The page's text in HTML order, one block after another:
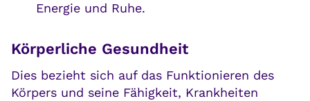
Energie und Ruhe.
Körperliche Gesundheit
Dies bezieht sich auf das Funktionieren des
Körpers und seine Fähigkeit, Krankheiten